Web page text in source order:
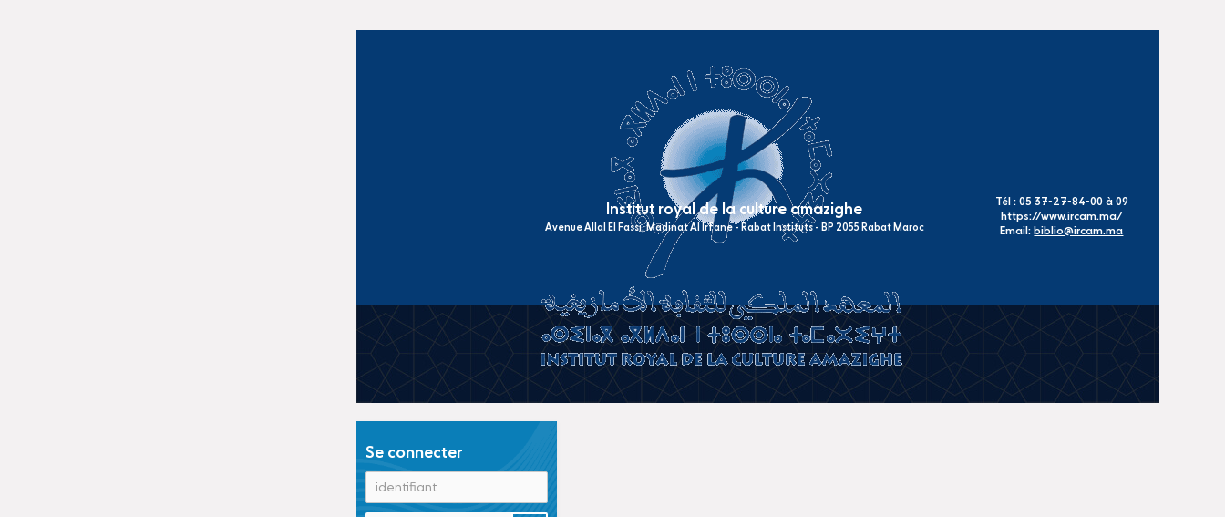
Institut royal de la culture amazighe
Avenue Allal El Fassi, Madinat Al Irfane - Rabat Instituts - BP 2055 Rabat Maroc
Tél : 05 37-27-84-00 à 09
https://www.ircam.ma/
Email: biblio@ircam.ma
Se connecter